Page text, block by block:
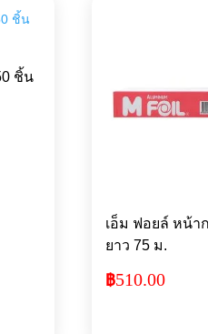
ชิ้น
เอ็ม ฟอยล์ หน้า
ยาว 75 ม.
฿510.00